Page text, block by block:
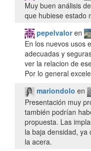
Muy buen análisis
que hubiese estado
pepelvaloren
En los nuevos usos
adecuadas y
ver la relacion de
Por lo general
mariondolo en
Presentación muy
también podrían
propuesta. Las
la baja densidad,
la acera.